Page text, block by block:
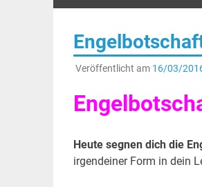
Veröffentlicht am 16/03/
Heute segnen dich die
irgendeiner Form in dein